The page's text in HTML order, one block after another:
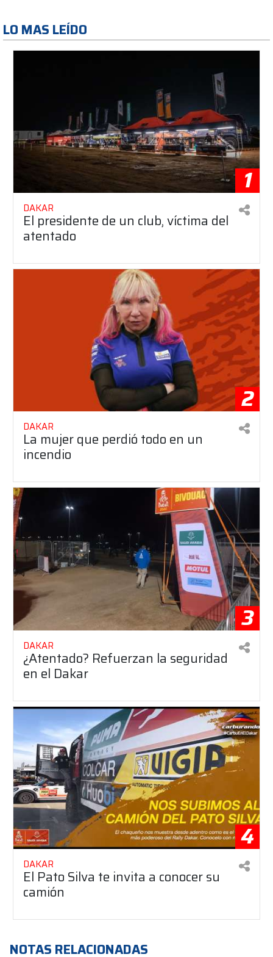
LO MAS LEÍDO
1
DAKAR
El presidente de un club, víctima del
atentado
2
DAKAR
La mujer que perdió todo en un
incendio
3
DAKAR
¿Atentado? Refuerzan la seguridad
en el Dakar
4
DAKAR
El Pato Silva te invita a conocer su
camión
NOTAS RELACIONADAS